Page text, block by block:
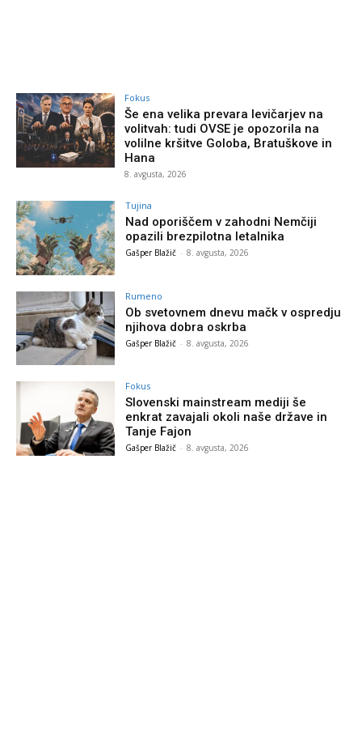
Fokus
Še ena velika prevara levičarjev na
volitvah: tudi OVSE je opozorila na
volilne kršitve Goloba, Bratuškove in
Hana
8. avgusta, 2026
Tujina
Nad oporiščem v zahodni Nemčiji
opazili brezpilotna letalnika
Gašper Blažič - 8. avgusta, 2026
Rumeno
Ob svetovnem dnevu mačk v ospredju
njihova dobra oskrba
Gašper Blažič - 8. avgusta, 2026
Fokus
Slovenski mainstream mediji še
enkrat zavajali okoli naše države in
Tanje Fajon
Gašper Blažič - 8. avgusta, 2026